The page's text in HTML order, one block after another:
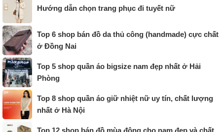
Hướng dẫn chọn trang phục đi tuyết nữ
Top 6 shop bán đồ da thủ công (handmade) cực chất
ở Đồng Nai
Top 5 shop quần áo bigsize nam đẹp nhất ở Hải
Phòng
Top 8 shop quần áo giữ nhiệt nữ uy tín, chất lượng
nhất ở Hà Nội